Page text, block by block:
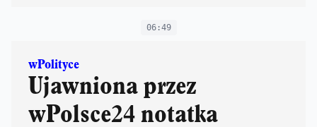
06:49
wPolityce
Ujawniona przez
wPolsce24 notatka